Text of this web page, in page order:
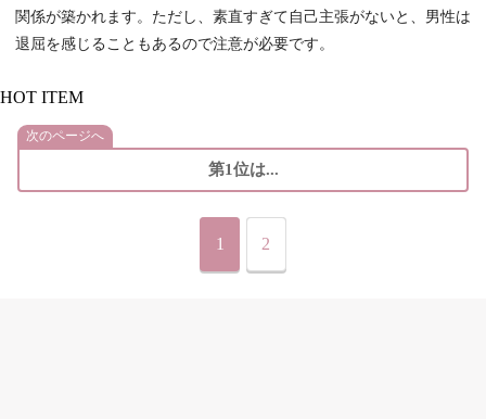
関係が築かれます。ただし、素直すぎて自己主張がないと、男性は
退屈を感じることもあるので注意が必要です。
HOT ITEM
次のページへ
第1位は...
1 2